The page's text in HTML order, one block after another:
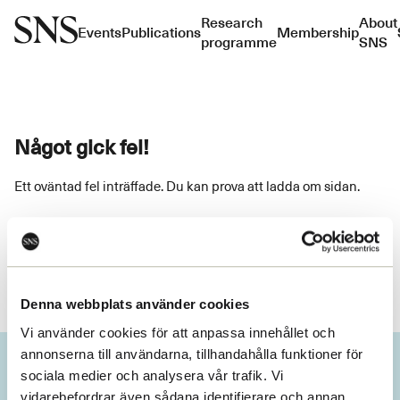
Denna webbplats använder cookies
Vi använder cookies för att anpassa innehållet och
annonserna till användarna, tillhandahålla funktioner för
sociala medier och analysera vår trafik. Vi
vidarebefordrar även sådana identifierare och annan
EventsPublicationsResearch
programmeMembershipAbout
SNS
Något gick fel!
Ett oväntad fel inträffade. Du kan prova att ladda om sidan.
Ladda om